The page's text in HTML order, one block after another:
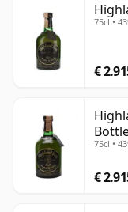
75cl •
€
75cl •
€